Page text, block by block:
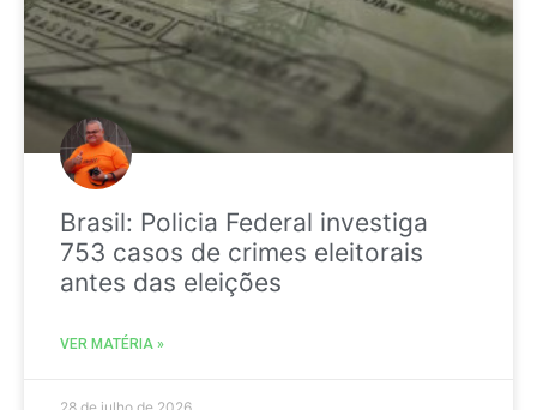
Brasil: Policia Federal investiga
753 casos de crimes eleitorais
antes das eleições
VER MATÉRIA »